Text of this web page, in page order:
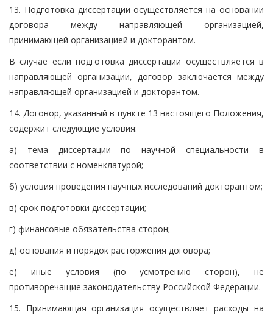
13. Подготовка диссертации осуществляется на основании
договора между направляющей организацией,
принимающей организацией и докторантом.
В случае если подготовка диссертации осуществляется в
направляющей организации, договор заключается между
направляющей организацией и докторантом.
14. Договор, указанный в пункте 13 настоящего Положения,
содержит следующие условия:
а) тема диссертации по научной специальности в
соответствии с номенклатурой;
б) условия проведения научных исследований докторантом;
в) срок подготовки диссертации;
г) финансовые обязательства сторон;
д) основания и порядок расторжения договора;
е) иные условия (по усмотрению сторон), не
противоречащие законодательству Российской Федерации.
15. Принимающая организация осуществляет расходы на